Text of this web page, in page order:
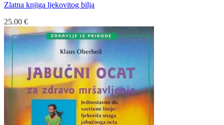
Zlatna knjiga ljekovitog bilja
25.00 €